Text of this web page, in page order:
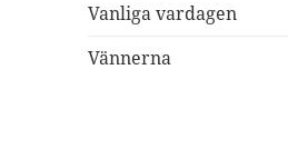
Vanliga vardagen
Vännerna